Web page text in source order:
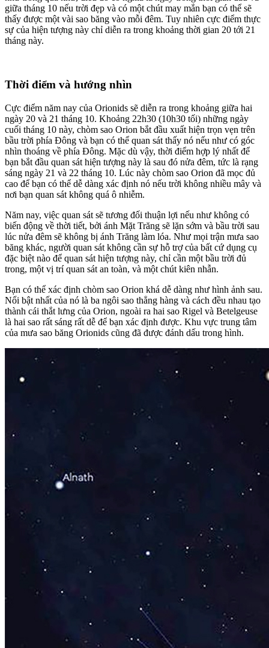
giữa tháng 10 nếu trời đẹp và có một chút may mắn bạn có thể sẽ
thấy được một vài sao băng vào mỗi đêm. Tuy nhiên cực điểm thực
sự của hiện tượng này chỉ diễn ra trong khoảng thời gian 20 tới 21
tháng này.
Thời điểm và hướng nhìn
Cực điểm năm nay của Orionids sẽ diễn ra trong khoảng giữa hai
ngày 20 và 21 tháng 10. Khoảng 22h30 (10h30 tối) những ngày
cuối tháng 10 này, chòm sao Orion bắt đầu xuất hiện trọn vẹn trên
bầu trời phía Đông và bạn có thể quan sát thấy nó nếu như có góc
nhìn thoáng về phía Đông. Mặc dù vậy, thời điểm hợp lý nhất để
bạn bắt đầu quan sát hiện tượng này là sau đó nửa đêm, tức là rạng
sáng ngày 21 và 22 tháng 10. Lúc này chòm sao Orion đã mọc đủ
cao để bạn có thể dễ dàng xác định nó nếu trời không nhiều mây và
nơi bạn quan sát không quá ô nhiễm.
Năm nay, việc quan sát sẽ tương đối thuận lợi nếu như không có
biến động về thời tiết, bởi ánh Mặt Trăng sẽ lặn sớm và bầu trời sau
lúc nửa đêm sẽ không bị ánh Trăng làm lóa. Như mọi trận mưa sao
băng khác, người quan sát không cần sự hỗ trợ của bất cứ dụng cụ
đặc biệt nào để quan sát hiện tượng này, chỉ cần một bầu trời đủ
trong, một vị trí quan sát an toàn, và một chút kiên nhẫn.
Bạn có thể xác định chòm sao Orion khá dễ dàng như hình ảnh sau.
Nổi bật nhất của nó là ba ngôi sao thẳng hàng và cách đều nhau tạo
thành cái thắt lưng của Orion, ngoài ra hai sao Rigel và Betelgeuse
là hai sao rất sáng rất dễ để bạn xác định được. Khu vực trung tâm
của mưa sao băng Orionids cũng đã được đánh dấu trong hình.